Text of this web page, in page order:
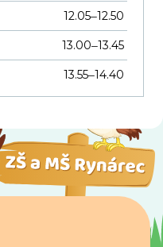
12.05–12.50
13.00–13.45
13.55–14.40